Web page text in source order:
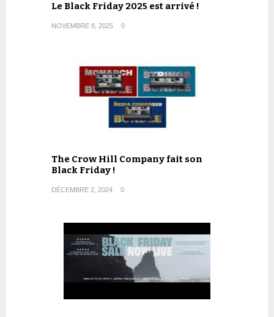
Le Black Friday 2025 est arrivé !
NOVEMBRE 8, 2025 0
The Crow Hill Company fait son
Black Friday !
DÉCEMBRE 2, 2024 0